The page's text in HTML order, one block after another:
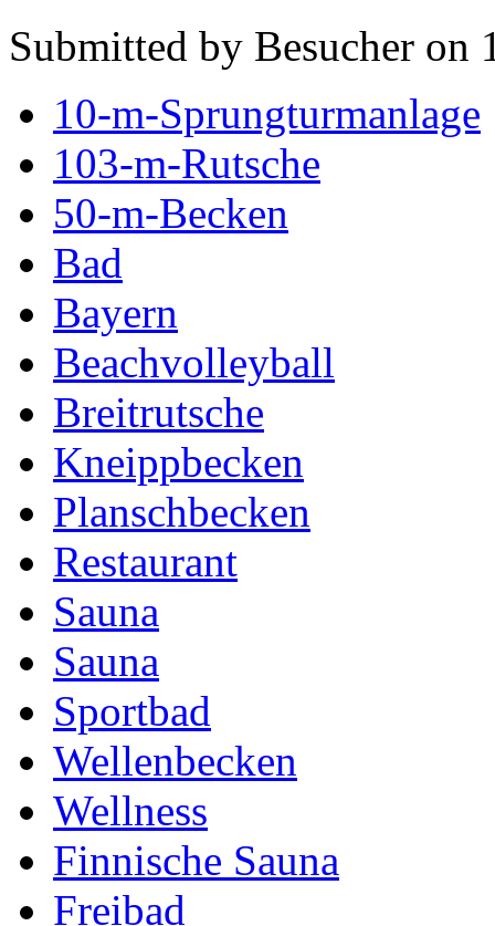
Submitted by Besucher on
10-m-Sprungturmanlage
103-m-Rutsche
50-m-Becken
Bad
Bayern
Beachvolleyball
Breitrutsche
Kneippbecken
Planschbecken
Restaurant
Sauna
Sauna
Sportbad
Wellenbecken
Wellness
Finnische Sauna
Freibad